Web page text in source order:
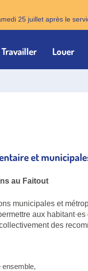
25 juillet après le
Travailler Louer
et
au Faitout
municipales et
aux
des
ensemble,